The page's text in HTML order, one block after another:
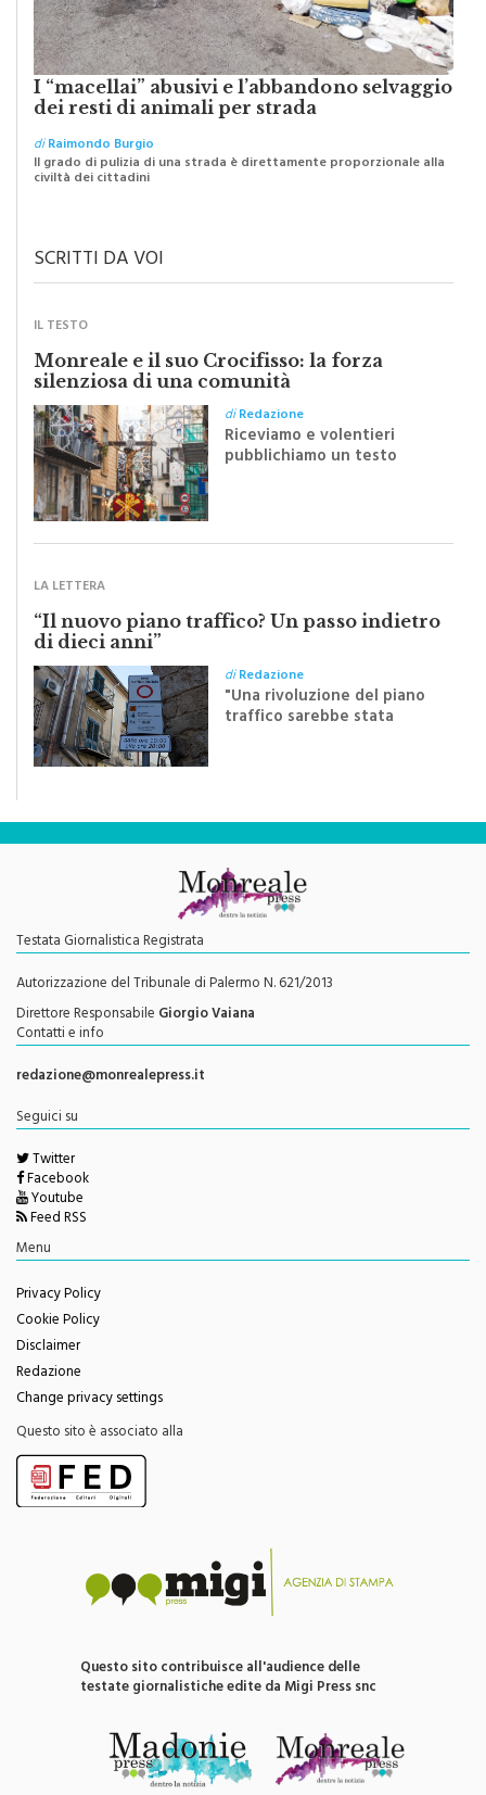
I “macellai” abusivi e l’abbandono selvaggio
dei resti di animali per strada
diRaimondo Burgio
Il grado di pulizia di una strada è direttamente proporzionale alla
civiltà dei cittadini
Monreale e il suo Crocifisso: la forza
silenziosa di una comunità
diRedazione
Riceviamo e volentieri
pubblichiamo un testo
inviato dalla scrittrice
monrealese Mariella
“Il nuovo piano traffico? Un passo indietro
di dieci anni”
"Una rivoluzione del piano
traffico sarebbe stata
efficace se preceduta da
una rivoluzione culturale"
Testata Giornalistica Registrata
Autorizzazione del Tribunale di Palermo N. 621/2013
Direttore ResponsabileGiorgio Vaiana
Contatti e info
redazione@monrealepress.it
Twitter
Facebook
Youtube
Feed RSS
Menu
Privacy Policy
Cookie Policy
Disclaimer
Redazione
Change privacy settings
Questo sito è associato alla
testate giornalistiche edite da Migi Press snc